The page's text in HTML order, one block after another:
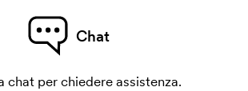
Chat
chat per chiedere assistenza.